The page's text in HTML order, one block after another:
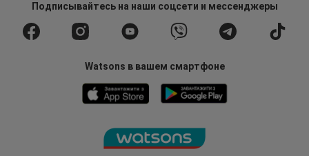
Подписывайтесьна наши соцсети и мессенджеры
Watsons в вашем смартфоне